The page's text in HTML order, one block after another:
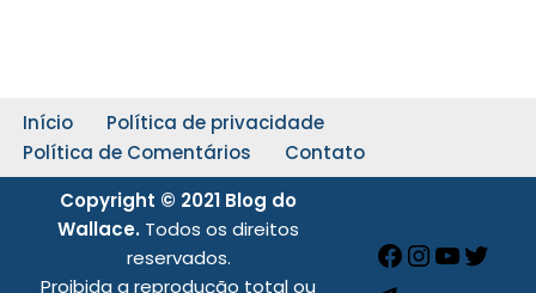
Início
Política de privacidade
Política de Comentários
Contato
Copyright © 2021 Blog do
Wallace. Todos os direitos
reservados.
Proibida a reprodução total ou